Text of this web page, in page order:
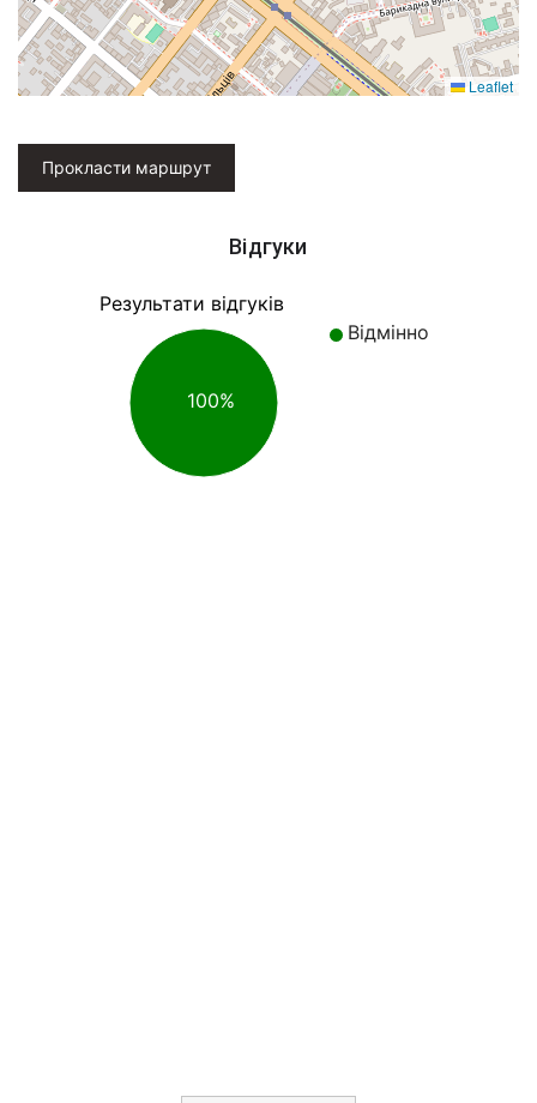
Leaflet
Прокласти маршрут
Відгуки
Результати відгуків
Відмінно
100%